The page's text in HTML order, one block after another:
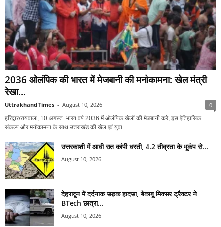
2036 ओलंपिक की भारत में मेजबानी की मनोकामना: खेल मंत्री
रेखा...
Uttrakhand Times - August 10, 2026 0
हरिद्वार/रायवाला, 10 अगस्त: भारत वर्ष 2036 में ओलंपिक खेलों की मेजबानी करे, इस ऐतिहासिक
संकल्प और मनोकामना के साथ उत्तराखंड की खेल एवं युवा...
उत्तरकाशी में आधी रात कांपी धरती, 4.2 तीव्रता के भूकंप से...
August 10, 2026
देहरादून में दर्दनाक सड़क हादसा, बेकाबू मिक्सर ट्रैक्टर ने
BTech छात्रा...
August 10, 2026